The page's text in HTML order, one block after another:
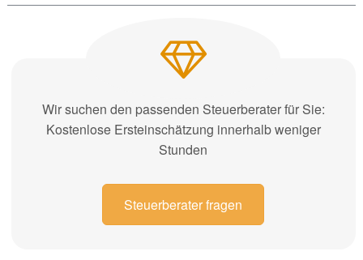
Wir suchen den passenden Steuerberater für Sie:
Kostenlose Ersteinschätzung innerhalb weniger
Stunden
Steuerberater fragen